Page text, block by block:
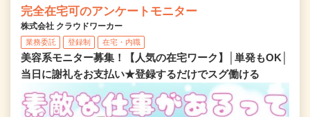
完全在宅可のアンケートモニター
株式会社 クラウドワーカー
業務委託 登録制 在宅・内職
美容系モニター募集！【人気の在宅ワーク】│単発もOK│
当日に謝礼をお支払い★登録するだけでスグ働ける